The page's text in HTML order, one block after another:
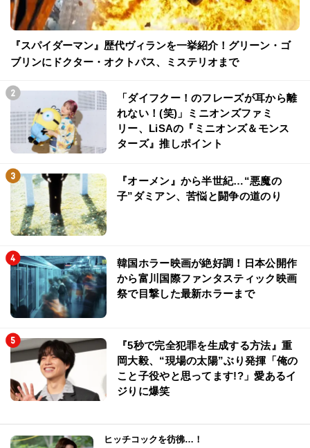
『スパイダーマン』歴代ヴィランを一挙紹介！グリーン・ゴ
ブリンにドクター・オクトパス、ミステリオまで
「ダイフクー！のフレーズが耳から離
れない！(笑)」ミニオンズファミ
リー、LiSAの『ミニオンズ＆モンス
ターズ』推しポイント
『オーメン』から半世紀…“悪魔の
子”ダミアン、苦悩と闘争の道のり
韓国ホラー映画が絶好調！日本公開作
から富川国際ファンタスティック映画
祭で目撃した最新ホラーまで
『5秒で完全犯罪を生成する方法』重
岡大毅、“現場の太陽”ぶり発揮「俺の
こと子役やと思ってます!?」愛あるイ
ジりに爆笑
ヒッチコックを彷彿…！